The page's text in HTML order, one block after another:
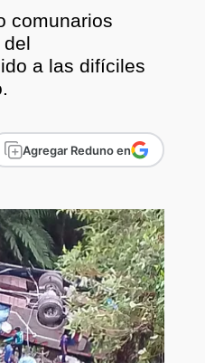
comunarios
a las difíciles
Agregar Reduno en